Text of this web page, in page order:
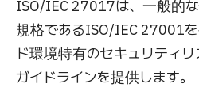
ISO/IEC 27017は、一般的
規格であるISO/IEC 27001
ド環境特有のセキュリティ
ガイドラインを提供します。